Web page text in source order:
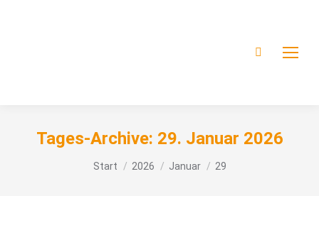
Tages-Archive: 29. Januar 2026
Sie befinden sich hier:
Start 2026 Januar 29